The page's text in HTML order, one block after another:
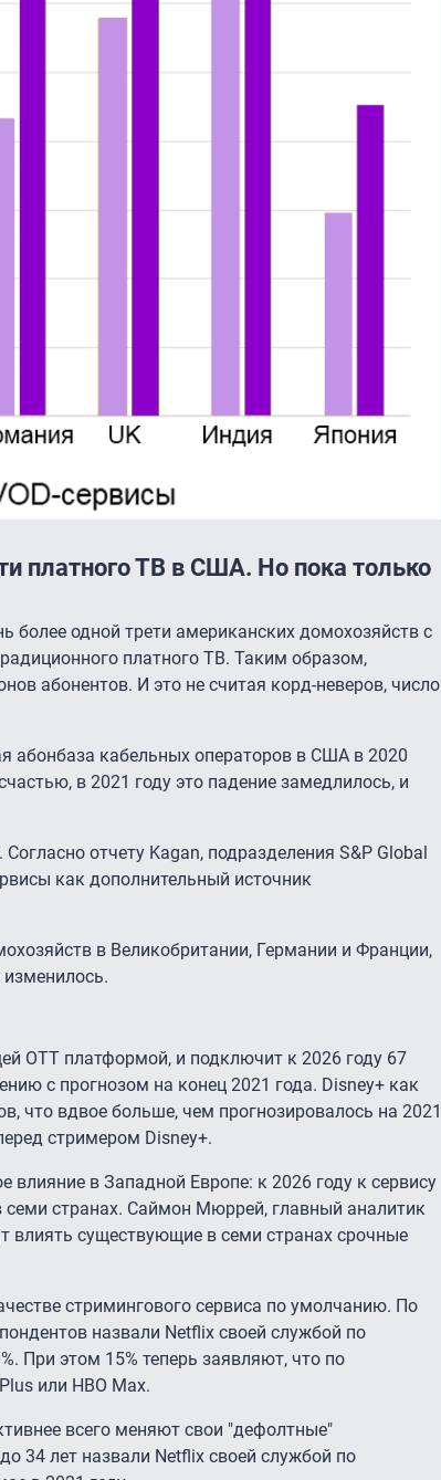
платного ТВ в США. Но пока только
более одной трети американских домохозяйств с
платного ТВ. Таким образом,
абонентов. И это не считая корд-неверов, число
абонбаза кабельных операторов в США в 2020
в 2021 году это падение замедлилось, и
отчету Kagan, подразделения S&P Global
как дополнительный источник
в Великобритании, Германии и Франции,
ОТТ платформой, и подключит к 2026 году 67
с прогнозом на конец 2021 года. Disney+ как
что вдвое больше, чем прогнозировалось на 2021
стримером Disney+.
влияние в Западной Европе: к 2026 году к сервису
странах. Саймон Мюррей, главный аналитик
влиять существующие в семи странах срочные
стримингового сервиса по умолчанию. По
назвали Netflix своей службой по
При этом 15% теперь заявляют, что по
или HBO Max.
всего меняют свои "дефолтные"
34 лет назвали Netflix своей службой по